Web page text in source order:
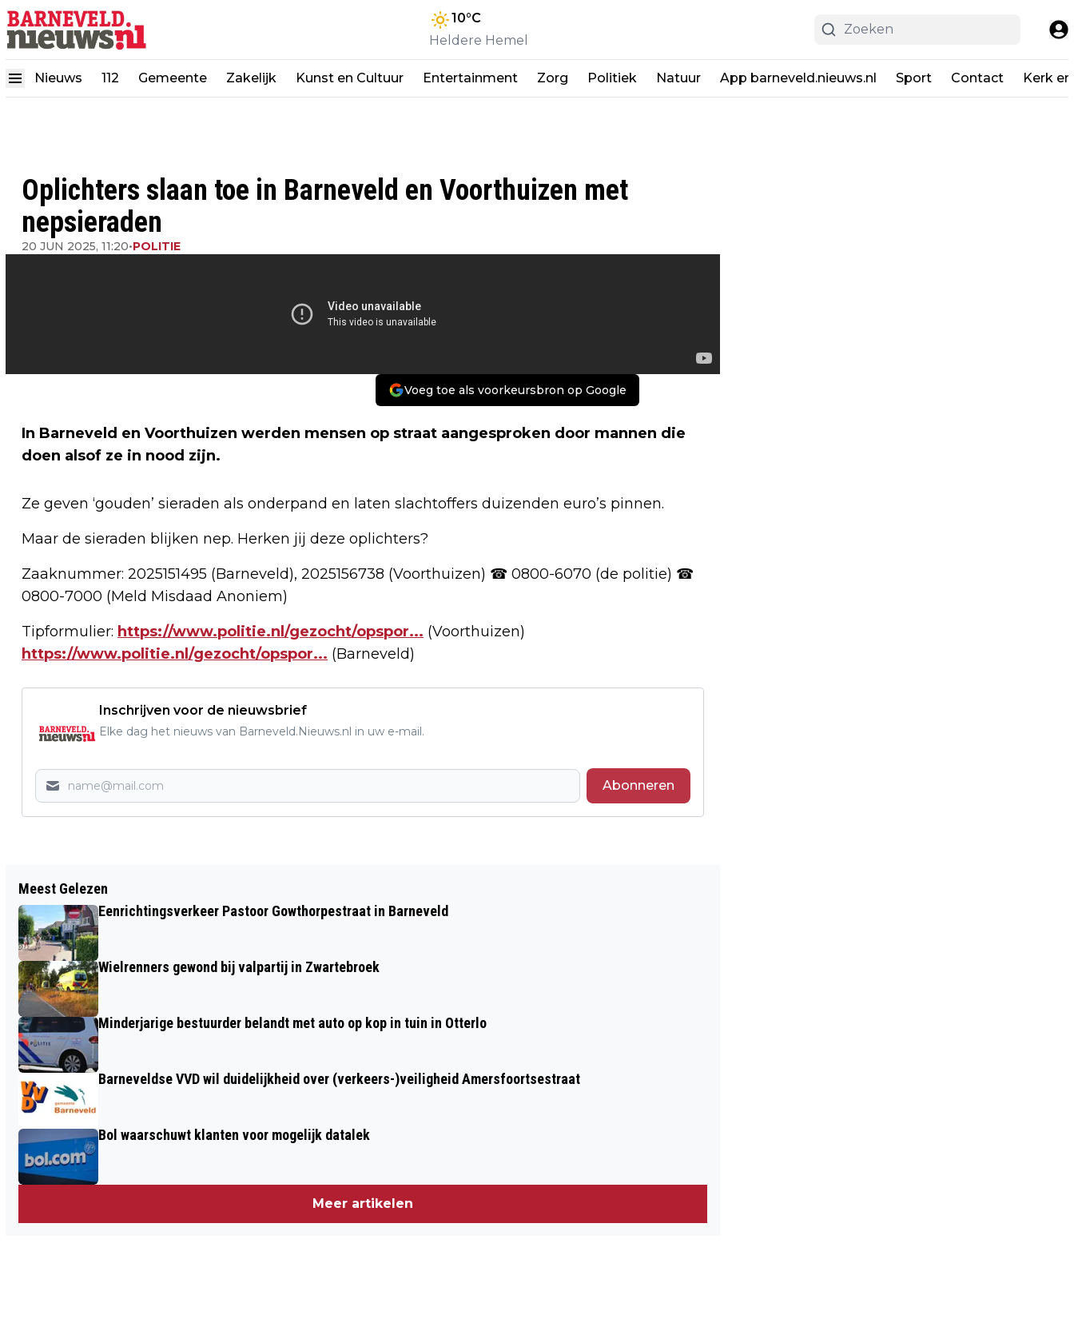
10°C
Heldere Hemel
Nieuws 112 Gemeente Zakelijk Kunst en Cultuur Entertainment Zorg Politiek Natuur App barneveld.nieuws.nl Sport Contact Kerk
Oplichters slaan toe in Barneveld en Voorthuizen met
nepsieraden
20 JUN 2025, 11:20•POLITIE
Voeg toe als voorkeursbron op Google
In Barneveld en Voorthuizen werden mensen op straat aangesproken door mannen die
doen alsof ze in nood zijn.
Ze geven ‘gouden’ sieraden als onderpand en laten slachtoffers duizenden euro’s pinnen.
Maar de sieraden blijken nep. Herken jij deze oplichters?
Zaaknummer: 2025151495 (Barneveld), 2025156738 (Voorthuizen) ☎ 0800-6070 (de politie) ☎
0800-7000 (Meld Misdaad Anoniem)
Tipformulier: https://www.politie.nl/gezocht/opspor... (Voorthuizen)
https://www.politie.nl/gezocht/opspor... (Barneveld)
Inschrijven voor de nieuwsbrief
Elke dag het nieuws van Barneveld.Nieuws.nl in uw e-mail.
Abonneren
LOKALE ONDERNEMERS KUNNEN
ENERGIE VERKOPEN
OUWEHANDS DIERENPARK
Meest Gelezen
Eenrichtingsverkeer Pastoor Gowthorpestraat in Barneveld
Wielrenners gewond bij valpartij in Zwartebroek
Minderjarige bestuurder belandt met auto op kop in tuin in Otterlo
Barneveldse VVD wil duidelijkheid over (verkeers-)veiligheid Amersfoortsestraat
Bol waarschuwt klanten voor mogelijk datalek
Meer artikelen